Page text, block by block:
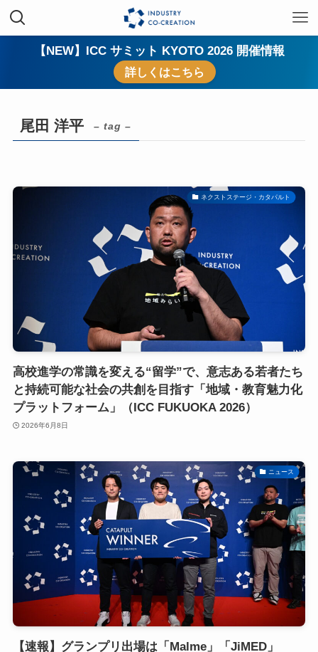
【NEW】ICC サミット KYOTO 2026 開催情報
詳しくはこちら
尾田 洋平 – tag –
ネクストステージ・カタパルト
高校進学の常識を変える“留学”で、意志ある若者たち
と持続可能な社会の共創を目指す「地域・教育魅力化
プラットフォーム」（ICC FUKUOKA 2026）
2026年6月8日
ニュース
【速報】グランプリ出場は「Malme」「JiMED」